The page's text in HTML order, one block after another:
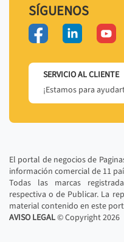
SÍGUENOS
SERVICIO AL CLIENTE
¡Estamos para
El portal de negocios de
información comercial de 11
Todas las marcas
respectiva o de Publicar. La
material contenido en este
AVISO LEGAL© Copyright2026